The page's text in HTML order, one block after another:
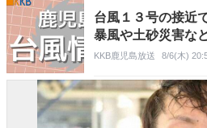
台風１３号の接近
暴風や土砂災害な
KKB鹿児島放送 8/6(木)